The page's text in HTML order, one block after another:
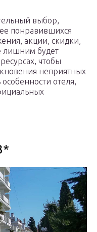
выбор,
понравившихся
акции, скидки,
лишним будет
чтобы
неприятных
отеля,